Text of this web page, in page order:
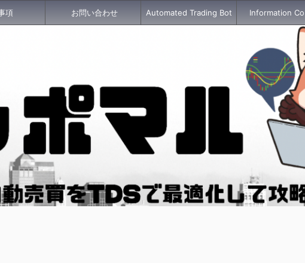
項 お問い合わせ Automated Trading Bot Information